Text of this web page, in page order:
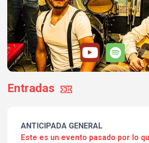
Entradas
ANTICIPADA GENERAL
Este es un evento pasado por lo